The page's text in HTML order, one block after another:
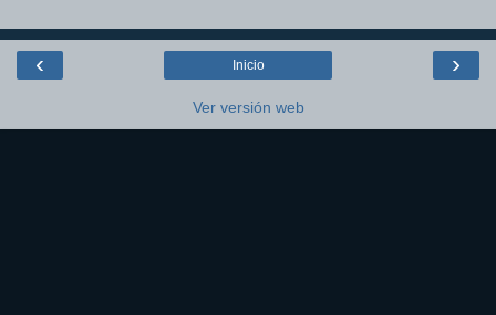
‹ ›
Inicio
Ver versión web